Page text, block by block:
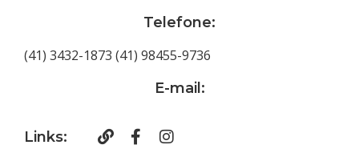
Telefone:
(41) 3432-1873 (41) 98455-9736
E-mail:
Links: